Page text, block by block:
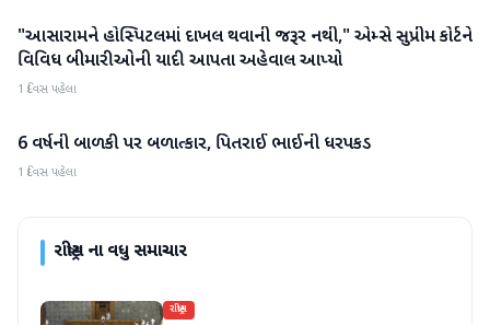
રાષ્ટ્રીય
"આસારામને હોસ્પિટલમાં દાખલ થવાની જરૂર નથી," એમ્સે સુપ્રીમ કોર્ટને
વિવિધ બીમારીઓની યાદી આપતા અહેવાલ આપ્યો
1 દિવસ પહેલા
રાષ્ટ્રીય
6 વર્ષની બાળકી પર બળાત્કાર, પિતરાઈ ભાઈની ધરપકડ
1 દિવસ પહેલા
રાષ્ટ્રીયના વધુ સમાચાર
રાષ્ટ્રીય